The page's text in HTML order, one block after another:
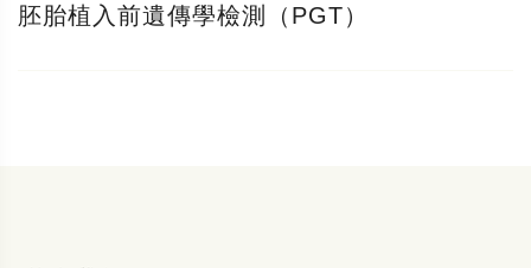
胚胎植入前遺傳學檢測（PGT）